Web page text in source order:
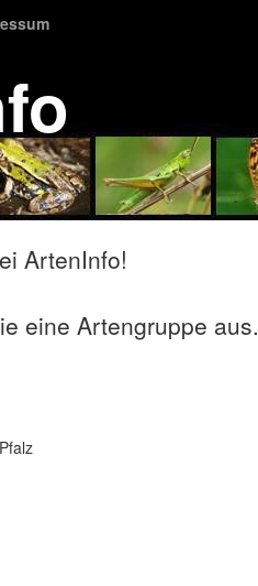
ArtenInfo!
eine Artengruppe aus.